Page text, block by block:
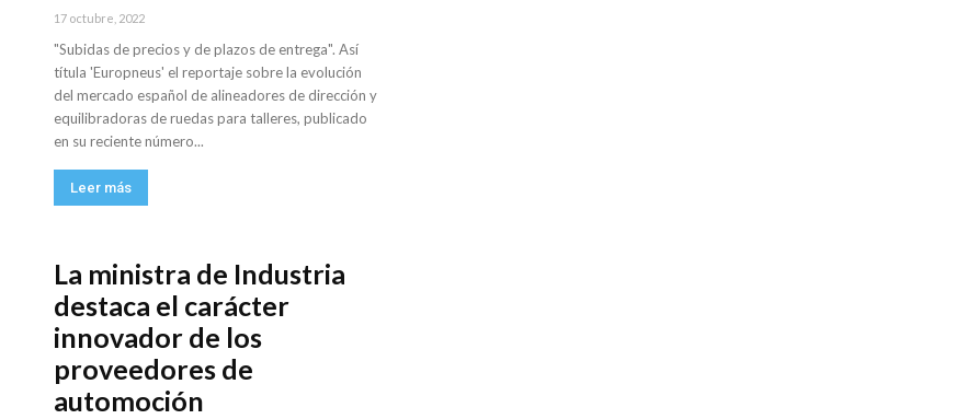
17 octubre, 2022
"Subidas de precios y de plazos de entrega". Así
títula 'Europneus' el reportaje sobre la evolución
del mercado español de alineadores de dirección y
equilibradoras de ruedas para talleres, publicado
en su reciente número...
Leer más
La ministra de Industria
destaca el carácter
innovador de los
proveedores de
automoción